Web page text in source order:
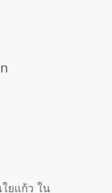
ยแก้ว ใน